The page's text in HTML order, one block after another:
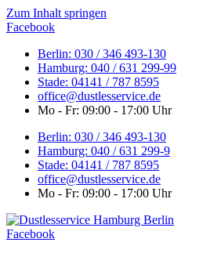
Zum Inhalt springen
Facebook
Berlin: 030 / 346 493-130
Hamburg: 040 / 631 299-99
Stade: 04141 / 787 8595
office@dustlesservice.de
Mo - Fr: 09:00 - 17:00 Uhr
Berlin: 030 / 346 493-130
Hamburg: 040 / 631 299-9
Stade: 04141 / 787 8595
office@dustlesservice.de
Mo - Fr: 09:00 - 17:00 Uhr
Facebook